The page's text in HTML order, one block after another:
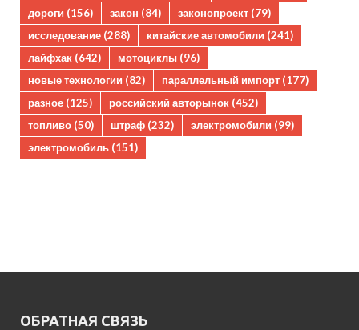
дороги (156) закон (84) законопроект (79)
исследование (288) китайские автомобили (241)
лайфхак (642) мотоциклы (96)
новые технологии (82) параллельный импорт (177)
разное (125) российский авторынок (452)
топливо (50) штраф (232) электромобили (99)
электромобиль (151)
ОБРАТНАЯ СВЯЗЬ